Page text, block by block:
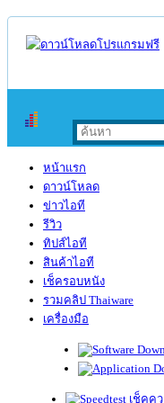
หน้าแรก
ดาวน์โหลด
ข่าวไอที
รีวิว
ทิปส์ไอที
สินค้าไอที
เช็ครอบหนัง
รวมคลิป Thaiware
เครื่องมือ
เช็คคว